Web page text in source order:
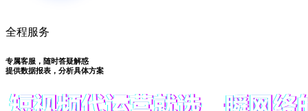
全程服务
专属客服，随时答疑解惑
提供数据报表，分析具体方案